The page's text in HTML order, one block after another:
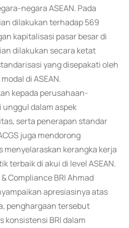
negara ASEAN. Pada
dilakukan terhadap 569
kapitalisasi pasar besar di
dilakukan secara ketat
yang disepakati oleh
di ASEAN.
kepada perusahaan-
dalam aspek
serta penerapan standar
juga mendorong
kerangka kerja
terbaik di akui di level ASEAN.
Compliance BRI Ahmad
apresiasinya atas
penghargaan tersebut
konsistensi BRI dalam